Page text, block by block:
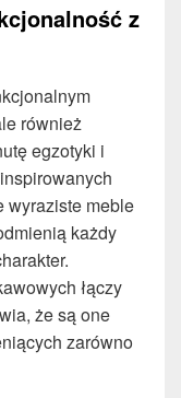
z
również
egzotyki i
wyraziste meble
każdy
łączy
że są one
zarówno